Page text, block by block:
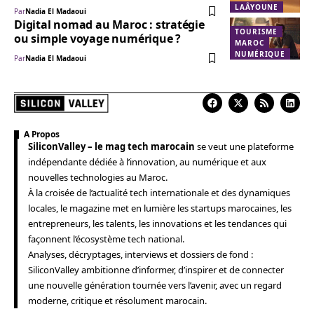
LAÂYOUNE
ParNadia El Madaoui
TOURISME
MAROC
NUMÉRIQUE
Digital nomad au Maroc : stratégie
ou simple voyage numérique ?
ParNadia El Madaoui
A Propos
SiliconValley – le mag tech marocain se veut une plateforme
indépendante dédiée à l’innovation, au numérique et aux
nouvelles technologies au Maroc.
À la croisée de l’actualité tech internationale et des dynamiques
locales, le magazine met en lumière les startups marocaines, les
entrepreneurs, les talents, les innovations et les tendances qui
façonnent l’écosystème tech national.
Analyses, décryptages, interviews et dossiers de fond :
SiliconValley ambitionne d’informer, d’inspirer et de connecter
une nouvelle génération tournée vers l’avenir, avec un regard
moderne, critique et résolument marocain.